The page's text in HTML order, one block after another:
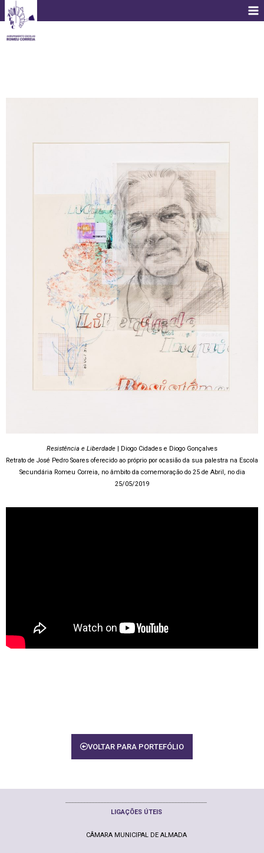
Resistência e Liberdade | Diogo Cidades e Diogo Gonçalves
Retrato de José Pedro Soares oferecido ao próprio por ocasião da sua palestra na Escola
Secundária Romeu Correia, no âmbito da comemoração do 25 de Abril, no dia
25/05/2019
VOLTAR PARA PORTEFÓLIO
LIGAÇÕES ÚTEIS
CÂMARA MUNICIPAL DE ALMADA